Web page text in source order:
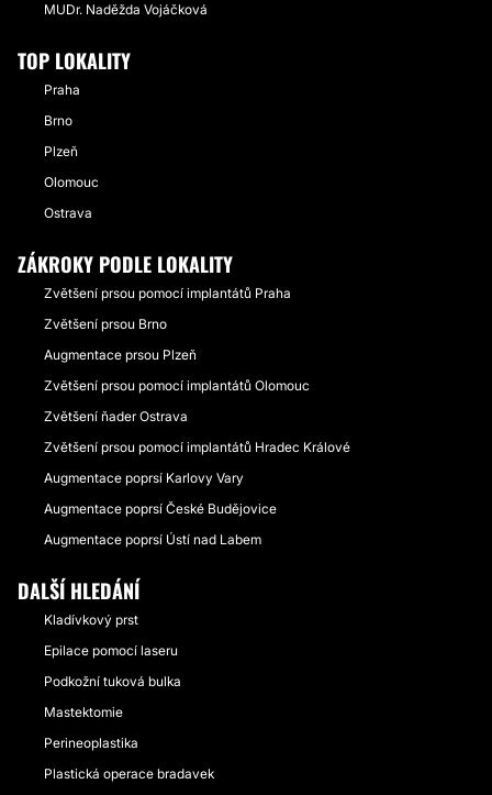
MUDr. Naděžda Vojáčková
TOP LOKALITY
Praha
Brno
Plzeň
Olomouc
Ostrava
ZÁKROKY PODLE LOKALITY
Zvětšení prsou pomocí implantátů Praha
Zvětšení prsou Brno
Augmentace prsou Plzeň
Zvětšení prsou pomocí implantátů Olomouc
Zvětšení ňader Ostrava
Zvětšení prsou pomocí implantátů Hradec Králové
Augmentace poprsí Karlovy Vary
Augmentace poprsí České Budějovice
Augmentace poprsí Ústí nad Labem
DALŠÍ HLEDÁNÍ
Kladívkový prst
Epilace pomocí laseru
Podkožní tuková bulka
Mastektomie
Perineoplastika
Plastická operace bradavek